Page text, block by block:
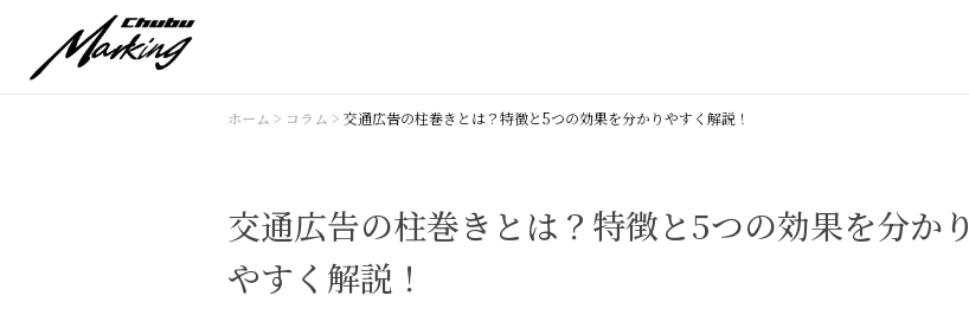
ホーム > コラム > 交通広告の柱巻きとは？特徴と5つの効果を分かりやすく解説！
交通広告の柱巻きとは？特徴と5つの効果を分かり
やすく解説！